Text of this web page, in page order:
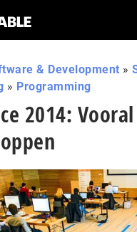
& Development »
» Programming
2014: